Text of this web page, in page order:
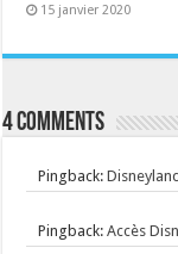
15 janvier 2020
4 comments
Pingback:
Pingback:Accès